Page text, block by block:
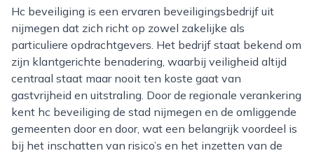
Hc beveiliging is een ervaren beveiligingsbedrijf uit
nijmegen dat zich richt op zowel zakelijke als
particuliere opdrachtgevers. Het bedrijf staat bekend om
zijn klantgerichte benadering, waarbij veiligheid altijd
centraal staat maar nooit ten koste gaat van
gastvrijheid en uitstraling. Door de regionale verankering
kent hc beveiliging de stad nijmegen en de omliggende
gemeenten door en door, wat een belangrijk voordeel is
bij het inschatten van risico’s en het inzetten van de